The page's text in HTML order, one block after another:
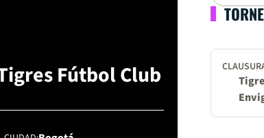
Fútbol Club